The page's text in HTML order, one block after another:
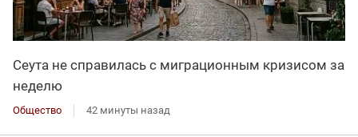
Сеута не справилась с миграционным кризисом за
неделю
Общество 42 минуты назад